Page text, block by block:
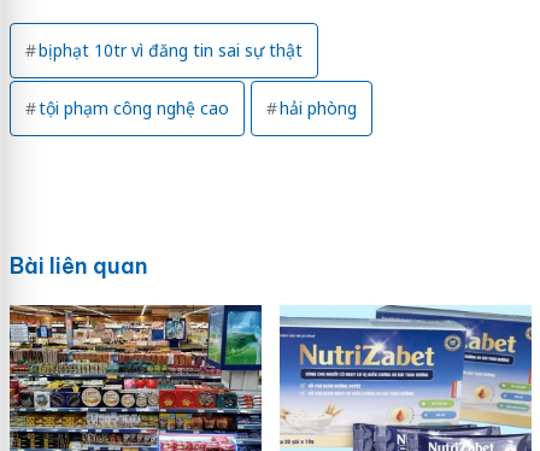
bị phạt 10tr vì đăng tin sai sự thật
tội phạm công nghệ cao hải phòng
Bài liên quan